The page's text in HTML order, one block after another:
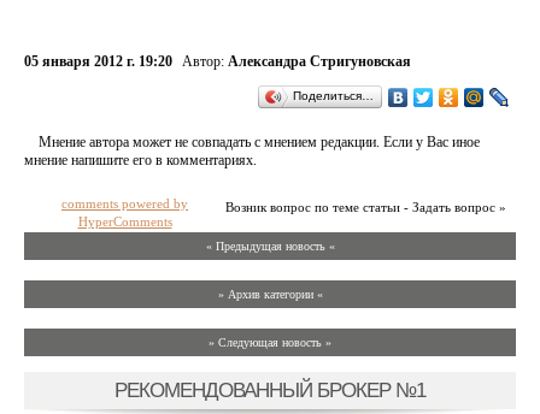
05 января 2012 г. 19:20 Автор: Александра Стригуновская
Поделиться…
Мнение автора может не совпадать с мнением редакции. Если у Вас иное
мнение напишите его в комментариях.
Возник вопрос по теме статьи - Задать вопрос »
comments powered by
HyperComments
« Предыдущая новость «
» Архив категории «
» Следующая новость »
РЕКОМЕНДОВАННЫЙ БРОКЕР №1